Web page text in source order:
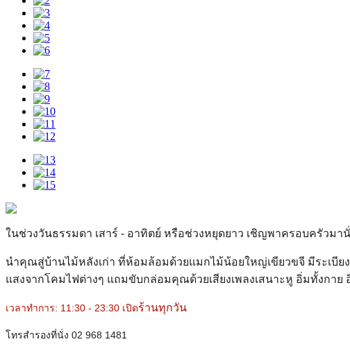
ในช่วงวันธรรมดา เสาร์ - อาทิตย์ หรือช่วงหยุดยาว เชิญพาครอบครัวม
นำคุณสู่บ้านไม้หลังเก่า ที่ห้อมล้อมด้วยแมกไม้น้อยใหญ่เขียวขจี มีระเบี
แสงจากโคมไฟต่างๆ แถมขับกล่อมคุณด้วยเสียงเพลงเสนาะหู อิ่มทั้งกาย
เวลาทำการ: 11:30 - 23:30 เปิดร้านทุกวัน
โทรสำรองที่นั่ง 02 968 1481